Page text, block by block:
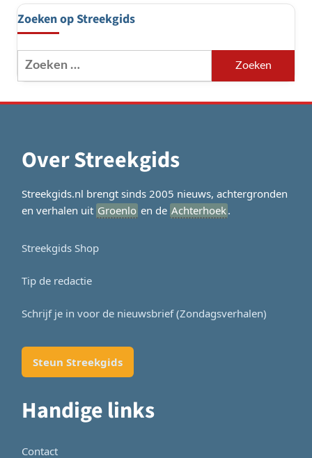
Zoeken op Streekgids
Zoeken
naar:
Over Streekgids
Streekgids.nl brengt sinds 2005 nieuws, achtergronden
en verhalen uit Groenlo en de Achterhoek.
Streekgids Shop
Tip de redactie
Schrijf je in voor de nieuwsbrief (Zondagsverhalen)
Steun Streekgids
Handige links
Contact